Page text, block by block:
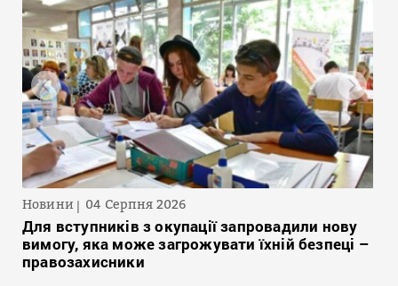
Новини 04 Серпня 2026
Для вступників з окупації запровадили нову
вимогу, яка може загрожувати їхній безпеці –
правозахисники